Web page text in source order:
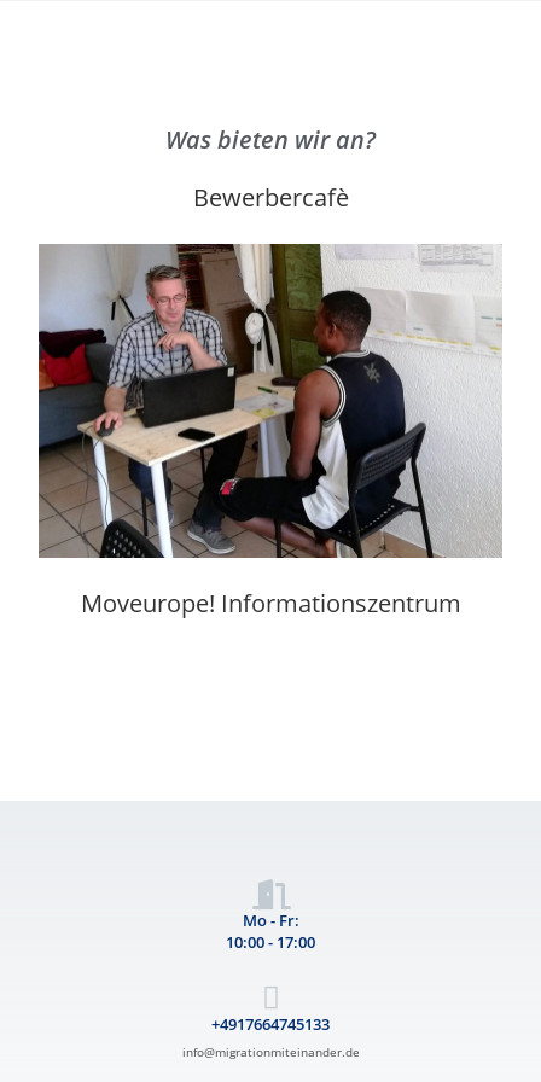
Was bieten wir an?
Bewerbercafè
Moveurope! Informationszentrum
Mo - Fr:
10:00 - 17:00
+4917664745133
info@migrationmiteinander.de